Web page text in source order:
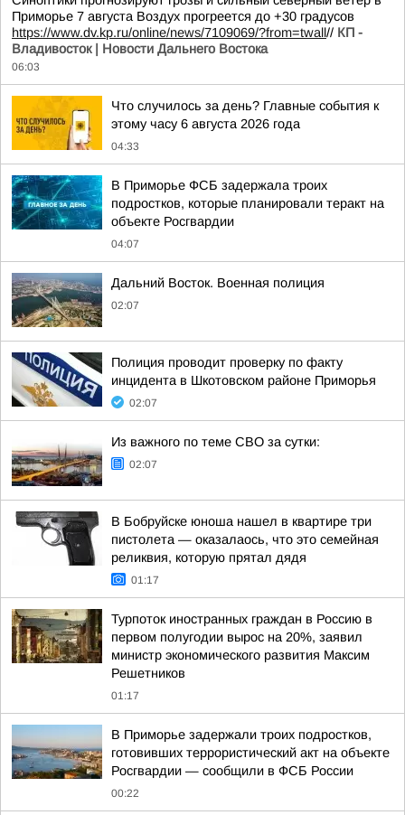
Приморье 7 августа Воздух прогреется до +30 градусов
https://www.dv.kp.ru/online/news/7109069/?from=twall// КП -
Владивосток | Новости Дальнего Востока
06:03
Что случилось за день? Главные события к
этому часу 6 августа 2026 года
04:33
В Приморье ФСБ задержала троих
подростков, которые планировали теракт на
объекте Росгвардии
04:07
Дальний Восток. Военная полиция
02:07
Полиция проводит проверку по факту
инцидента в Шкотовском районе Приморья
02:07
Из важного по теме СВО за сутки:
02:07
В Бобруйске юноша нашел в квартире три
пистолета — оказалаось, что это семейная
реликвия, которую прятал дядя
01:17
Турпоток иностранных граждан в Россию в
первом полугодии вырос на 20%, заявил
министр экономического развития Максим
Решетников
01:17
В Приморье задержали троих подростков,
готовивших террористический акт на объекте
Росгвардии — сообщили в ФСБ России
00:22